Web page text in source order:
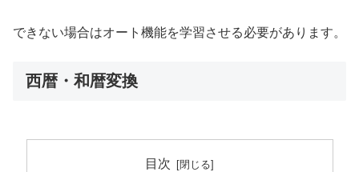
できない場合はオート機能を学習させる必要があります。
西暦・和暦変換
目次